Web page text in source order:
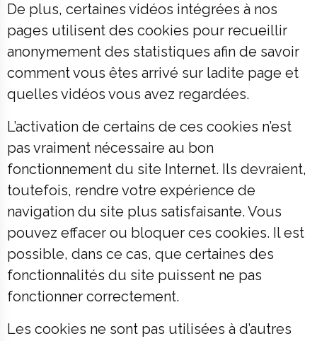
De plus, certaines vidéos intégrées à nos
pages utilisent des cookies pour recueillir
anonymement des statistiques afin de savoir
comment vous êtes arrivé sur ladite page et
quelles vidéos vous avez regardées.
L’activation de certains de ces cookies n’est
pas vraiment nécessaire au bon
fonctionnement du site Internet. Ils devraient,
toutefois, rendre votre expérience de
navigation du site plus satisfaisante. Vous
pouvez effacer ou bloquer ces cookies. Il est
possible, dans ce cas, que certaines des
fonctionnalités du site puissent ne pas
fonctionner correctement.
Les cookies ne sont pas utilisées à d’autres